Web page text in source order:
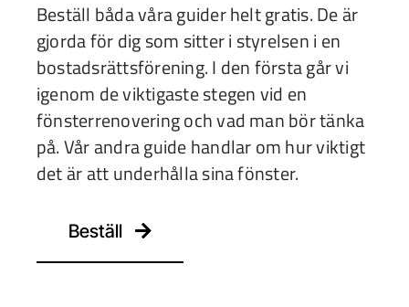
Beställ båda våra guider helt gratis. De är
gjorda för dig som sitter i styrelsen i en
bostadsrättsförening. I den första går vi
igenom de viktigaste stegen vid en
fönsterrenovering och vad man bör tänka
på. Vår andra guide handlar om hur viktigt
det är att underhålla sina fönster.
Beställ